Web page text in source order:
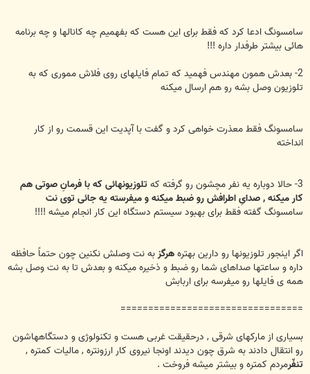
سامسونگ ادعا کرد که فقط برای این هست که بفهمیم چه کانالها و چه برنامه
هائی بیشتر طرفدار داره !!!
2- بعدش همون مهندس فهمید که تمام فایلهای روی فلاش مموری که به
تلوزیون وصل بشه رو هم ارسال میکنه
سامسونگ فقط معذرت خواهی کرد و گفت با آپدیت این قسمت رو از کار
انداخته
3- حالا دوباره یه نفر مچشون رو گرفته که
تلوزیونهائی که با فرمانِ صوتی هم
کار میکنه , صدایِ اطرافش رو ضبط میکنه و میفرسته یه جائی توی نت
سامسونگ گفته فقط برای بهبود سیستم دستگاه این کار انجام میشه !!!!
اگر اینجور تلوزیونها رو دارین بهترههرگزبه نت وصلش نکنین چون حتماً حافظه
داره و ساعتها صداهای شما رو ضبط و ذخیره میکنه و بعدش تا به نت وصل بشه
همه ی فایلها رو میفرسه برای اربابش
=================================
بسیاری از مارکهای شرقی , درحقیقت غربی هست و تکنولوژی و دستگاههاشون
رو انتقال دادند به شرق چون دیدند اونجا نیروی کار ارزونتره , مالیات کمتره ,
تنفّرمردم کمتره و بیشتر میشه فروخت .